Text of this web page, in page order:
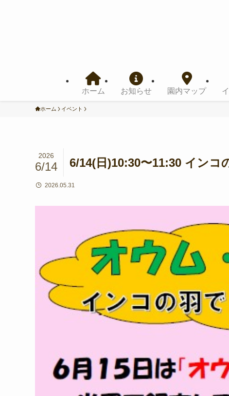
ホーム お知らせ 園内マップ
ホーム イベント
6/14(日)10:30〜11:30 インコ
2026
6/14
2026.05.31